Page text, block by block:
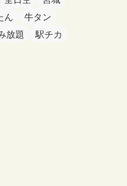
ん
牛タン
放題 駅チカ